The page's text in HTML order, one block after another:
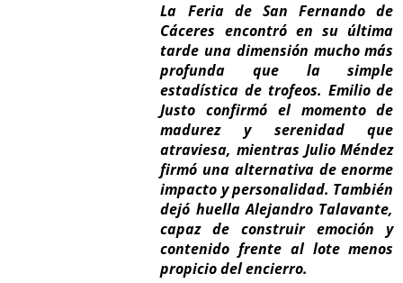
La Feria de San Fernando de
Cáceres encontró en su última
tarde una dimensión mucho más
profunda que la simple
estadística de trofeos. Emilio de
Justo confirmó el momento de
madurez y serenidad que
atraviesa, mientras Julio Méndez
firmó una alternativa de enorme
impacto y personalidad. También
dejó huella Alejandro Talavante,
capaz de construir emoción y
contenido frente al lote menos
propicio del encierro.